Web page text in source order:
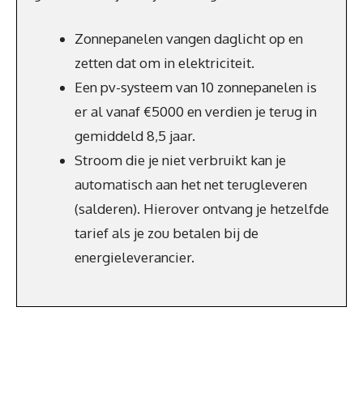
Zonnepanelen vangen daglicht op en
zetten dat om in elektriciteit.
Een pv-systeem van 10 zonnepanelen is
er al vanaf €5000 en verdien je terug in
gemiddeld 8,5 jaar.
Stroom die je niet verbruikt kan je
automatisch aan het net terugleveren
(salderen). Hierover ontvang je hetzelfde
tarief als je zou betalen bij de
energieleverancier.